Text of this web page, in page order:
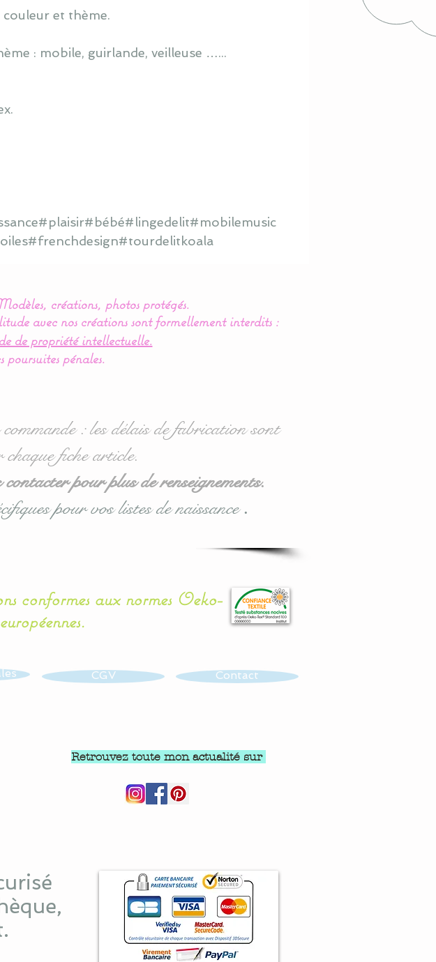
et thème.
: mobile, guirlande, veilleuse …...
créations, photos protégés.
avec nos créations sont formellement interdits :
de propriété intellectuelle.
poursuites pénales.
: les délais de fabrication sont
fiche article.
pour plus de renseignements.
pour vos listes de naissance.
conformes aux normes Oeko-
CGV Contact
Retrouvez toute mon actualité sur